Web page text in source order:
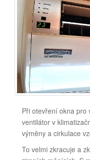
Při otevření okna pro
ventilátor v
výměny a cirkulace
To velmi zkracuje a